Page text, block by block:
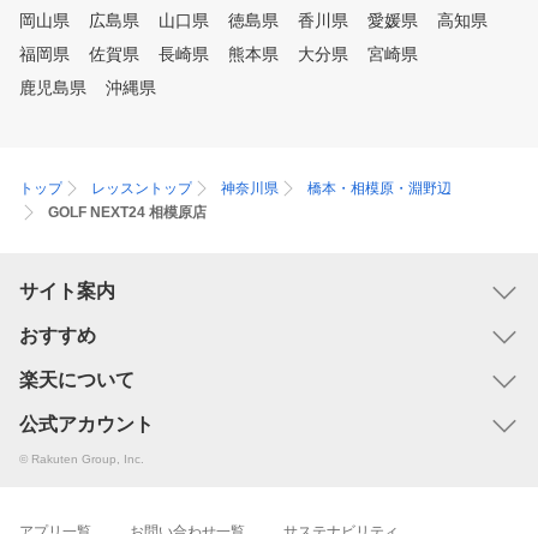
岡山県
広島県 山口県 徳島県 香川県 愛媛県
高知県
福岡県
佐賀県 長崎県 熊本県 大分県
宮崎県
鹿児島県
沖縄県
トップ レッスントップ 神奈川県
橋本・相模原・淵野辺
GOLF NEXT24 相模原店
サイト案内
おすすめ
楽天について
公式アカウント
© Rakuten Group, Inc.